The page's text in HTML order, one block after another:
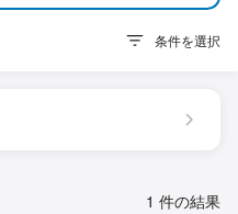
条件を選択
1 件の結果